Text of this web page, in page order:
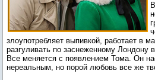
злоупотребляет выпивкой, работает в
разгуливать по заснеженному Лондону
Все меняется с появлением Тома. Он
нереальным, но порой любовь все же